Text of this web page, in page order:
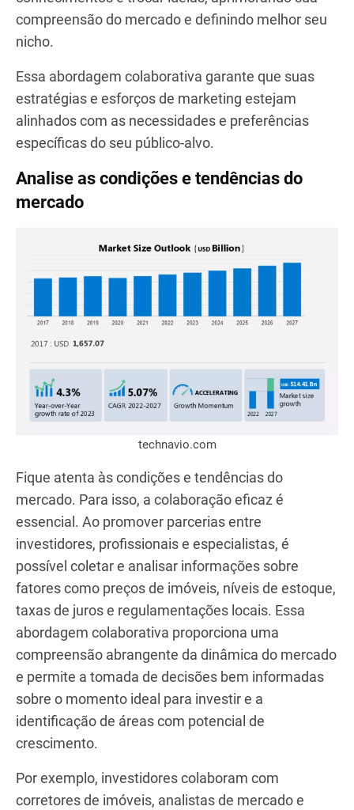
colaboração eficaz é fundamental para identificar
seu mercado-alvo e nicho.
Ao trabalhar em conjunto com especialistas do
setor, equipes de pesquisa de mercado e outros
profissionais imobiliários, você pode obter insights
e dados valiosos para tomar decisões bem
Por meio de uma comunicação aberta e
compreensão do mercado e definindo melhor seu
nicho.
Essa abordagem colaborativa garante que suas
estratégias e esforços de marketing estejam
específicas do seu público-alvo.
Analise as condições e tendências do
technavio.com
Fique atenta às condições e tendências do
mercado. Para isso, a colaboração eficaz é
investidores, profissionais e especialistas, é
possível coletar e analisar informações sobre